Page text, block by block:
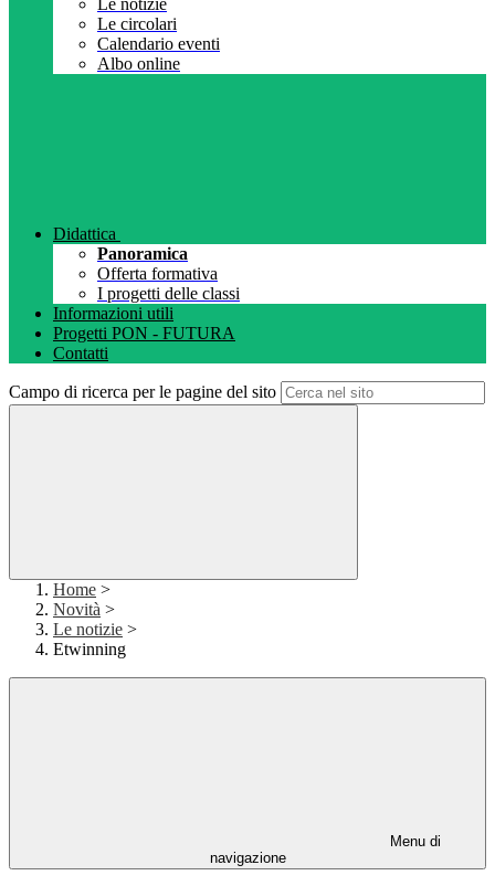
Le notizie
Le circolari
Calendario eventi
Albo online
Didattica
Panoramica
Offerta formativa
I progetti delle classi
Informazioni utili
Progetti PON - FUTURA
Contatti
Campo di ricerca per le pagine del sito
Home >
Novità >
Le notizie >
Etwinning
Menu di
navigazione